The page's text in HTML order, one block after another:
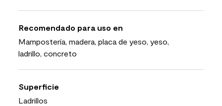
Recomendado para uso en
Mampostería, madera, placa de yeso, yeso,
ladrillo, concreto
Superficie
Ladrillos